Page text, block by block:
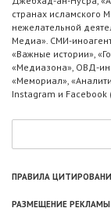
странах исламского
нежелательной
Медиа». СМИ-
«Важные истории»,
«Медиазона», ОВД-
«Мемориал»,
Instagram и
ПРАВИЛА
РАЗМЕЩЕНИЕ РЕКЛАМЫ